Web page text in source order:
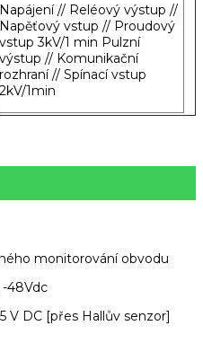
Napájení // Reléový výstup //
Napěťový vstup // Proudový
vstup 3kV/1 min Pulzní
výstup // Komunikační
rozhraní // Spínací vstup
2kV/1min
monitorování obvodu
48Vdc
V DC [přes Hallův senzor]